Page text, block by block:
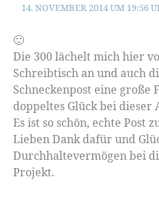
14. NOVEMBER 2014 UM 19:56
🙂
Die 300 lächelt mich hier
Schreibtisch an und auch
Schneckenpost eine große
doppeltes Glück bei dieser
Es ist so schön, echte Post
Lieben Dank dafür und
Durchhaltevermögen bei
Projekt.